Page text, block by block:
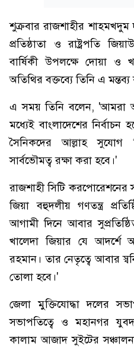
শুক্রবার রাজশাহীর
প্রতিষ্ঠাতা ও রাষ্ট্রপতি
বার্ষিকী উপলক্ষে দোয়া ও
অতিথির বক্তব্যে তিনি এ
এ সময় তিনি বলেন, 'আমরা
মধ্যেই বাংলাদেশের
সৈনিকদের আল্লাহ সুযোগ
সার্বভৌমত্ব রক্ষা করা হবে।'
রাজশাহী সিটি
জিয়া বহুদলীয় গণতন্ত্র
আগামী দিনে আবার
খালেদা জিয়ার যে আদর্শে
রহমান। তার নেতৃত্বে আবার
তোলা হবে।'
জেলা মুক্তিযোদ্ধা দলের
সভাপতিত্বে ও মহানগর
কালাম আজাদ সুইটের